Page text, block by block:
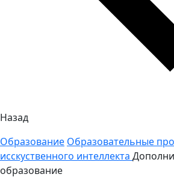
Назад
Образование Образовательные
исскуственного интеллекта
образование